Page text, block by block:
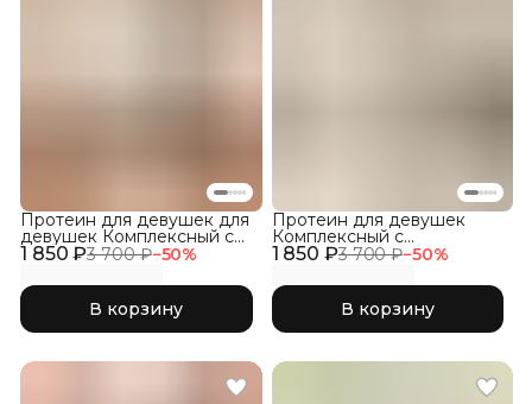
1 850 ₽3 700 ₽−50%
Протеин для девушек для
девушек Комплексный с
Коллагеном, Фраппе
В корзину
1 850 ₽3 700 ₽−50%
Протеин для девушек
Комплексный с
Коллагеном, Кокос
В корзину